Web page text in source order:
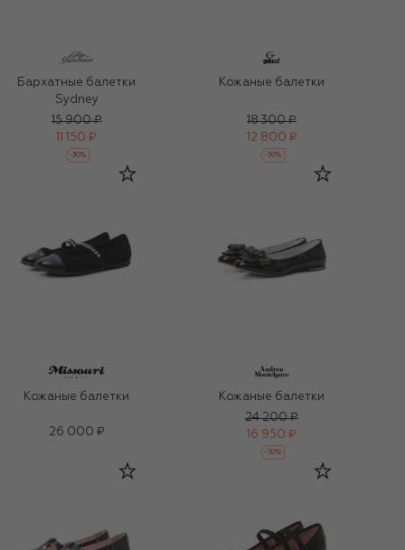
Бархатные балетки
Sydney
15 900 ₽
11 150 ₽
-30%
Кожаные балетки
18 300 ₽
12 800 ₽
-30%
Кожаные балетки
26 000 ₽
Кожаные балетки
24 200 ₽
16 950 ₽
-30%